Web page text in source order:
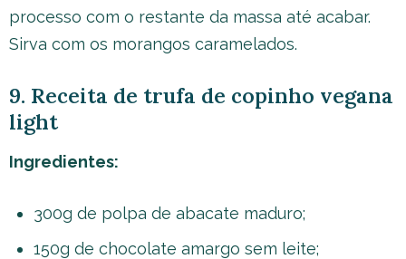
processo com o restante da massa até acabar.
Sirva com os morangos caramelados.
9. Receita de trufa de copinho vegana
light
Ingredientes:
300g de polpa de abacate maduro;
150g de chocolate amargo sem leite;